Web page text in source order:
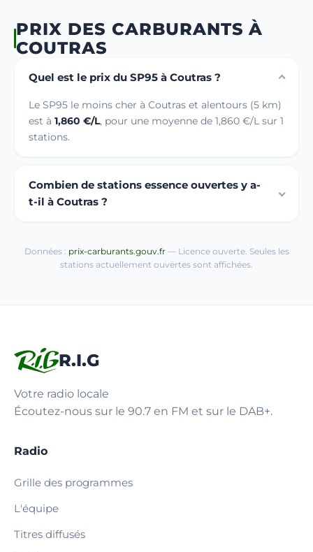
PRIX DES CARBURANTS À
COUTRAS
Quel est le prix du SP95 à Coutras ?
Le SP95 le moins cher à Coutras et alentours (5 km)
est à 1,860 €/L, pour une moyenne de 1,860 €/L sur 1
stations.
Combien de stations essence ouvertes y a-
t-il à Coutras ?
Données : prix-carburants.gouv.fr— Licence ouverte. Seules les
stations actuellement ouvertes sont affichées.
R.I.G
Votre radio locale
Écoutez-nous sur le 90.7 en FM et sur le DAB+.
Radio
Grille des programmes
L'équipe
Titres diffusés